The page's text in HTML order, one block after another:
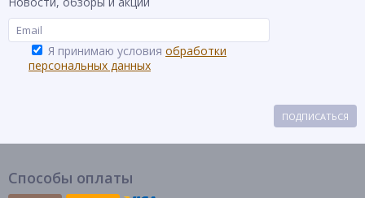
Я принимаю условия обработки
персональных данных
ПОДПИСАТЬСЯ
Способы оплаты